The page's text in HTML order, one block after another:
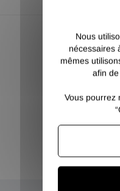
Nous
nécessaires
mêmes
afin
Vous pourrez